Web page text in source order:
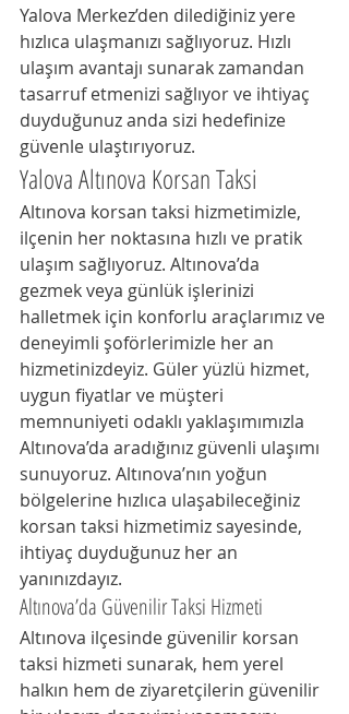
Yalova Merkez’den dilediğiniz yere
hızlıca ulaşmanızı sağlıyoruz. Hızlı
ulaşım avantajı sunarak zamandan
tasarruf etmenizi sağlıyor ve ihtiyaç
duyduğunuz anda sizi hedefinize
güvenle ulaştırıyoruz.
Yalova Altınova Korsan Taksi
Altınova korsan taksi hizmetimizle,
ilçenin her noktasına hızlı ve pratik
ulaşım sağlıyoruz. Altınova’da
gezmek veya günlük işlerinizi
halletmek için konforlu araçlarımız ve
deneyimli şoförlerimizle her an
hizmetinizdeyiz. Güler yüzlü hizmet,
uygun fiyatlar ve müşteri
memnuniyeti odaklı yaklaşımımızla
Altınova’da aradığınız güvenli ulaşımı
sunuyoruz. Altınova’nın yoğun
bölgelerine hızlıca ulaşabileceğiniz
korsan taksi hizmetimiz sayesinde,
ihtiyaç duyduğunuz her an
yanınızdayız.
Altınova’da Güvenilir Taksi Hizmeti
Altınova ilçesinde güvenilir korsan
taksi hizmeti sunarak, hem yerel
halkın hem de ziyaretçilerin güvenilir